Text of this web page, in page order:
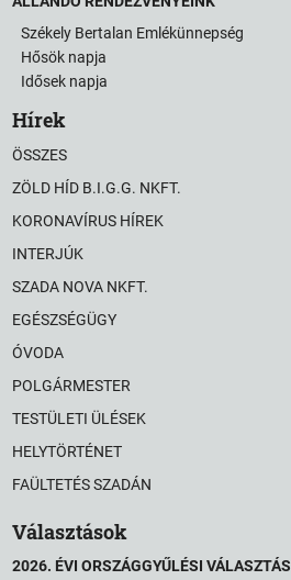
Székely Bertalan Emlékünnepség
Hősök napja
Idősek napja
Hírek
ÖSSZES
ZÖLD HÍD B.I.G.G. NKFT.
KORONAVÍRUS HÍREK
INTERJÚK
SZADA NOVA NKFT.
EGÉSZSÉGÜGY
ÓVODA
POLGÁRMESTER
TESTÜLETI ÜLÉSEK
HELYTÖRTÉNET
FAÜLTETÉS SZADÁN
Választások
2026. ÉVI ORSZÁGGYŰLÉSI VÁLASZTÁS